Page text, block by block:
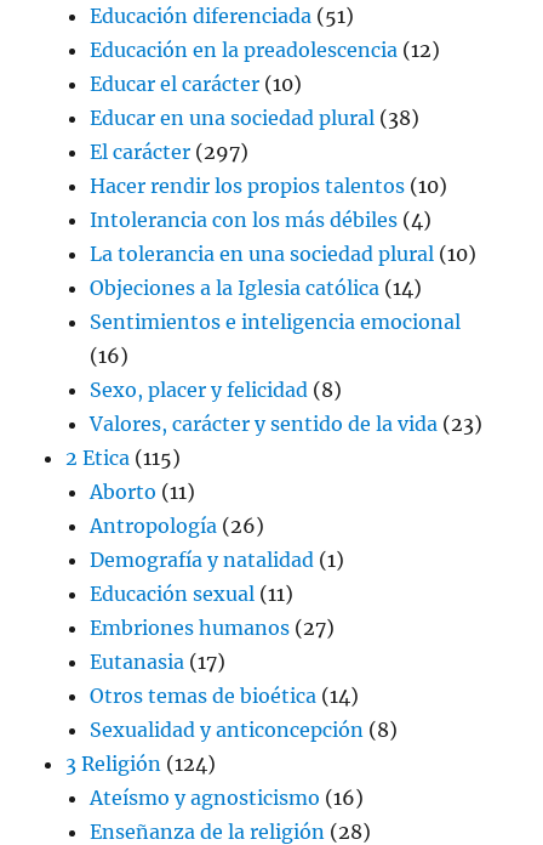
Educación diferenciada (51)
Educación en la preadolescencia (12)
Educar el carácter (10)
Educar en una sociedad plural (38)
El carácter (297)
Hacer rendir los propios talentos (10)
Intolerancia con los más débiles (4)
La tolerancia en una sociedad plural (10)
Objeciones a la Iglesia católica (14)
Sentimientos e inteligencia emocional
(16)
Sexo, placer y felicidad (8)
Valores, carácter y sentido de la vida (23)
2 Etica (115)
Aborto (11)
Antropología (26)
Demografía y natalidad (1)
Educación sexual (11)
Embriones humanos (27)
Eutanasia (17)
Otros temas de bioética (14)
Sexualidad y anticoncepción (8)
3 Religión (124)
Ateísmo y agnosticismo (16)
Enseñanza de la religión (28)